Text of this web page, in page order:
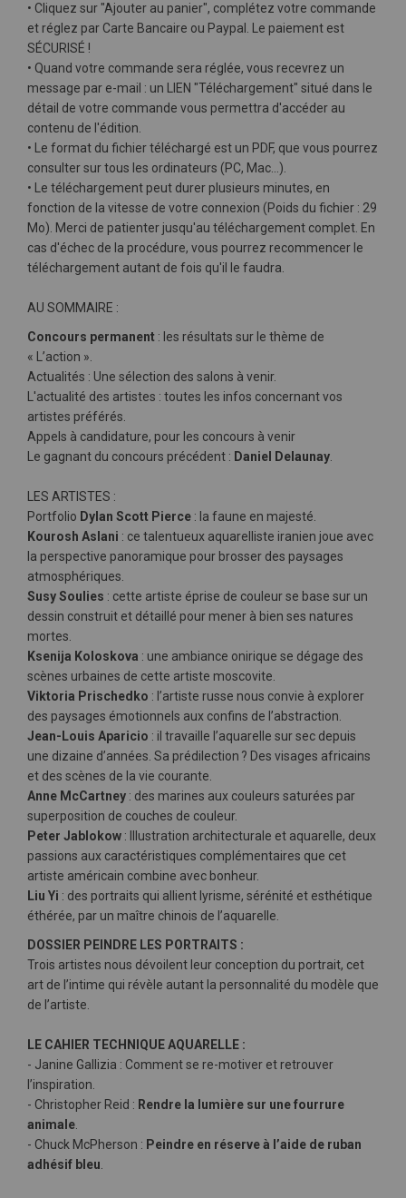
• Cliquez sur "Ajouter au panier", complétez votre commande
et réglez par Carte Bancaire ou Paypal. Le paiement est
SÉCURISÉ !
• Quand votre commande sera réglée, vous recevrez un
message par e-mail : un LIEN "Téléchargement" situé dans le
détail de votre commande vous permettra d'accéder au
contenu de l'édition.
• Le format du fichier téléchargé est un PDF, que vous pourrez
consulter sur tous les ordinateurs (PC, Mac…).
• Le téléchargement peut durer plusieurs minutes, en
fonction de la vitesse de votre connexion (Poids du fichier : 29
Mo). Merci de patienter jusqu'au téléchargement complet. En
cas d'échec de la procédure, vous pourrez recommencer le
téléchargement autant de fois qu'il le faudra.
AU SOMMAIRE :
Concours permanent : les résultats sur le thème de
« L’action ».
Actualités : Une sélection des salons à venir.
L'actualité des artistes : toutes les infos concernant vos
artistes préférés.
Appels à candidature, pour les concours à venir
Le gagnant du concours précédent : Daniel Delaunay
LES ARTISTES :
Portfolio Dylan Scott Pierce : la faune en majesté.
Kourosh Aslani : ce talentueux aquarelliste iranien joue avec
la perspective panoramique pour brosser des paysages
atmosphériques.
Susy Soulies : cette artiste éprise de couleur se base sur un
dessin construit et détaillé pour mener à bien ses natures
mortes.
Ksenija Koloskova : une ambiance onirique se dégage des
scènes urbaines de cette artiste moscovite.
Viktoria Prischedko : l’artiste russe nous convie à explorer
des paysages émotionnels aux confins de l’abstraction.
Jean-Louis Aparicio : il travaille l’aquarelle sur sec depuis
une dizaine d’années. Sa prédilection ? Des visages africains
et des scènes de la vie courante.
Anne McCartney : des marines aux couleurs saturées par
superposition de couches de couleur.
Peter Jablokow : Illustration architecturale et aquarelle, deux
passions aux caractéristiques complémentaires que cet
artiste américain combine avec bonheur.
Liu Yi : des portraits qui allient lyrisme, sérénité et esthétique
éthérée, par un maître chinois de l’aquarelle.
DOSSIER PEINDRE LES PORTRAITS :
Trois artistes nous dévoilent leur conception du portrait, cet
art de l’intime qui révèle autant la personnalité du modèle que
de l’artiste.
LE CAHIER TECHNIQUE AQUARELLE :
- Janine Gallizia : Comment se re-motiver et retrouver
l’inspiration.
- Christopher Reid : Rendre la lumière sur une fourrure
animale
- Chuck McPherson : Peindre en réserve à l’aide de ruban
adhésif bleu